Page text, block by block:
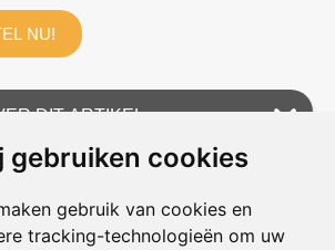
gebruiken cookies
gebruik van cookies en
tracking-technologieën om uw
NU!
DIT ARTIKEL